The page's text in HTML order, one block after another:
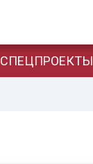
СПЕЦПРОЕКТЫ